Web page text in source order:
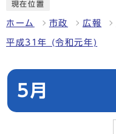
現在位置
ホーム 市政 広報
平成31年 (令和元年)
5月